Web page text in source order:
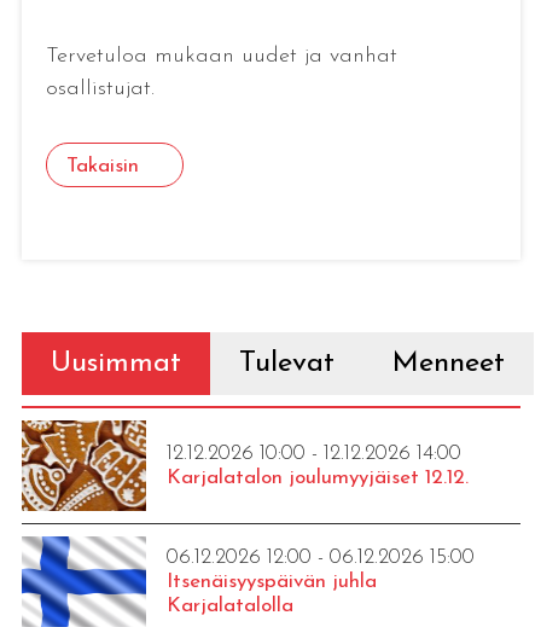
Tervetuloa mukaan uudet ja vanhat
osallistujat.
Takaisin
Uusimmat Tulevat Menneet
12.12.2026 10:00 - 12.12.2026 14:00
Karjalatalon joulumyyjäiset 12.12.
06.12.2026 12:00 - 06.12.2026 15:00
Itsenäisyyspäivän juhla
Karjalatalolla